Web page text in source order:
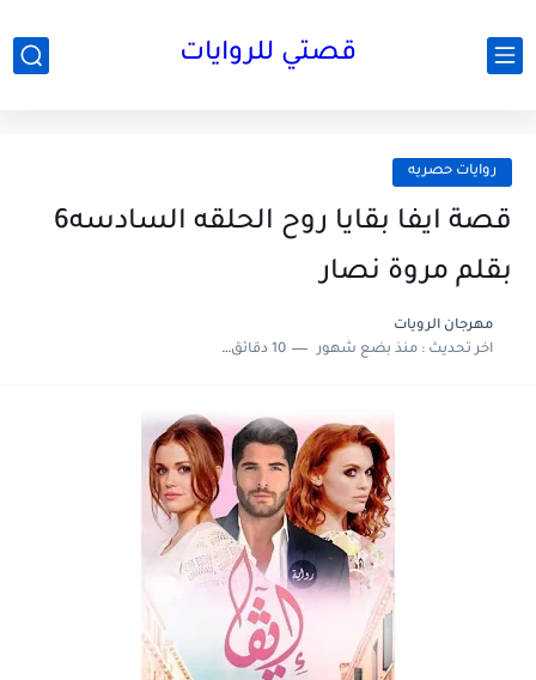
قصتي للروايات
روايات حصريه
قصة ايفا بقايا روح الحلقه السادسه6
بقلم مروة نصار
مهرجان الرويات
اخر تحديث :منذ بضع شهور 10 دقائق للقراءة